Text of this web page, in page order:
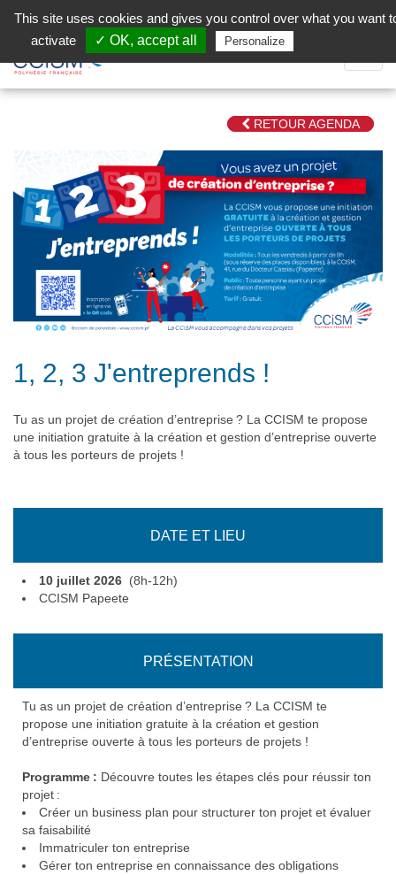
Facebook (Customer Chat) is disabled.
la
RETOUR AGENDA
1, 2, 3 J'entreprends !
Tu as un projet de création d’entreprise ? La CCISM te propose
une initiation gratuite à la création et gestion d’entreprise ouverte
à tous les porteurs de projets !
DATE ET LIEU
10 juillet 2026 (8h-12h)
CCISM Papeete
PRÉSENTATION
Tu as un projet de création d’entreprise ? La CCISM te
propose une initiation gratuite à la création et gestion
d’entreprise ouverte à tous les porteurs de projets !
Programme : Découvre toutes les étapes clés pour réussir ton
projet :
Créer un business plan pour structurer ton projet et évaluer
sa faisabilité
Immatriculer ton entreprise
Gérer ton entreprise en connaissance des obligations
This site uses cookies and gives you control over what you want
activate
✓ OK, accept all Personalize